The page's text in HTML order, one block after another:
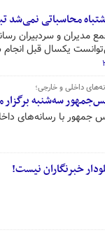
محاسباتی نمی‌شد
مدیران و سردبیران
یکسال قبل
داخلی و خارجی؛
سه‌شنبه برگزار
با رسانه‌های
خبرنگاران نیست!